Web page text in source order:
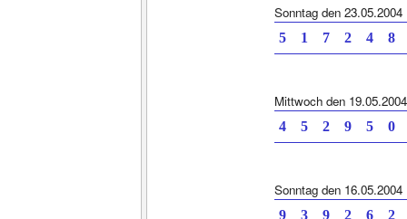
Sonntag den 23.05.2004
5 1 7 2 4
Mittwoch den 19.05.2004
4 5 2 9 5
Sonntag den 16.05.2004
9 3 9 2 6